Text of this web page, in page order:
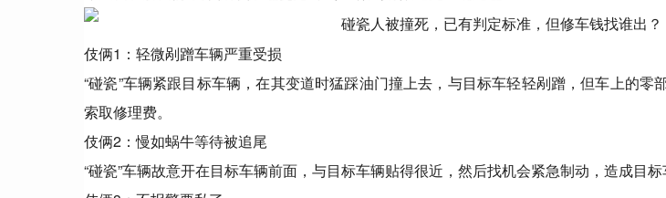
伎俩1：轻微剐蹭车辆严重受损
“碰瓷”车辆紧跟目标车辆，在其变道时猛踩油门撞上去，与目标车轻轻剐蹭，但车上的零
索取修理费。
伎俩2：慢如蜗牛等待被追尾
“碰瓷”车辆故意开在目标车辆前面，与目标车辆贴得很近，然后找机会紧急制动，造成目标